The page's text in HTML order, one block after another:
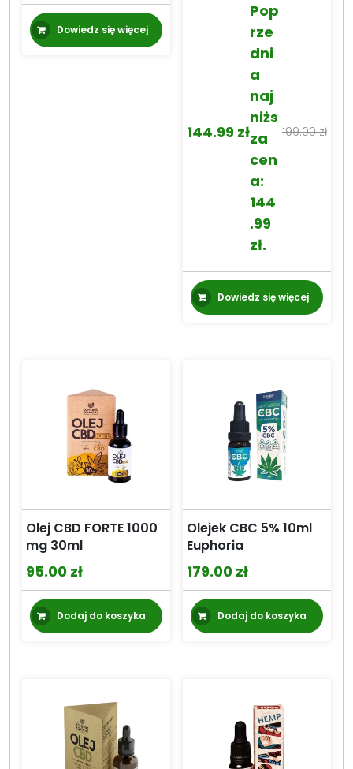
Dowiedz się więcej
199.00zł
Pierwotna
wynosiła:
199.00 zł.
144.99 zł
Aktualna
144.99 zł.
Pop
rze
dni
a
naj
niżs
za
cen
a:
144
.99
zł.
Dowiedz się więcej
Olej CBD FORTE 1000
mg 30ml
95.00 zł
Dodaj do koszyka
Olejek CBC 5% 10ml
Euphoria
179.00 zł
Dodaj do koszyka